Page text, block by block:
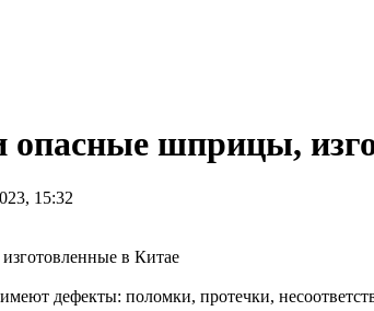
шприцы,
15:32
дефекты: поломки, протечки,